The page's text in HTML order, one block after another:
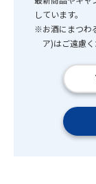
しています。
※お酒にまつわ
ア)はご遠慮く